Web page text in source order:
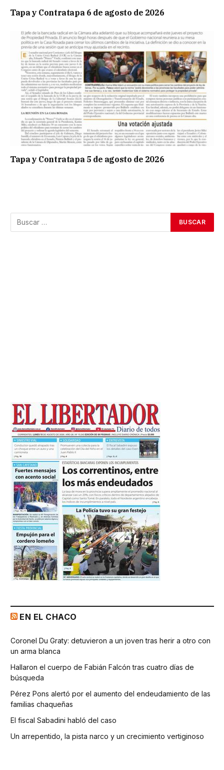
Tapa y Contratapa 6 de agosto de 2026
Tapa y Contratapa 5 de agosto de 2026
EN EL CHACO
Coronel Du Graty: detuvieron a un joven tras herir a otro con
un arma blanca
Hallaron el cuerpo de Fabián Falcón tras cuatro días de
búsqueda
Pérez Pons alertó por el aumento del endeudamiento de las
familias chaqueñas
El fiscal Sabadini habló del caso
Un arrepentido, la pista narco y un crecimiento vertiginoso